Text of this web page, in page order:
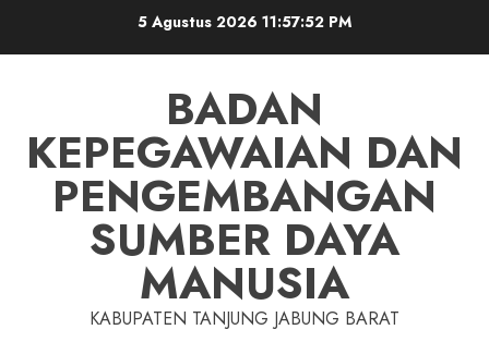
5 Agustus 2026 11:57:52 PM
BADAN
KEPEGAWAIAN DAN
PENGEMBANGAN
SUMBER DAYA
MANUSIA
KABUPATEN TANJUNG JABUNG BARAT